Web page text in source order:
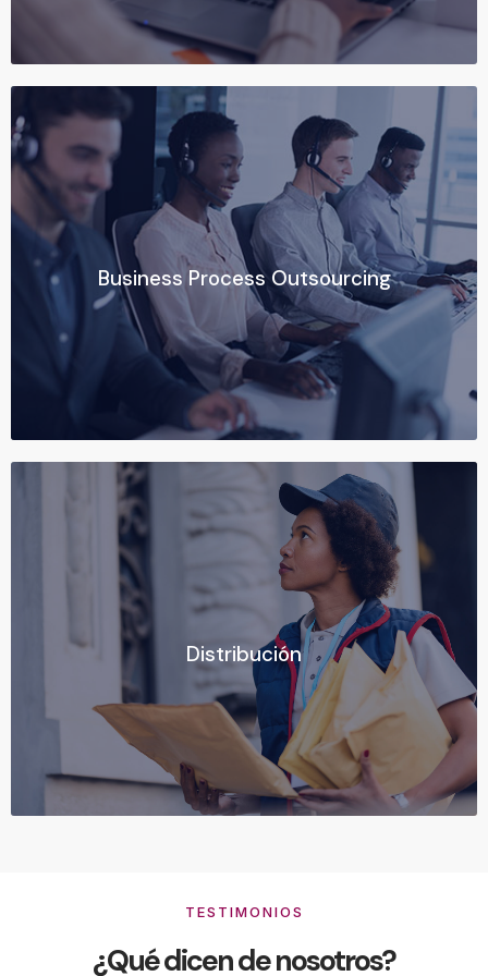
Business Process Outsourcing
Business Process Outsourcing
Ver más
Distribución
Distribución
Ver más
TESTIMONIOS
¿Qué dicen de nosotros?